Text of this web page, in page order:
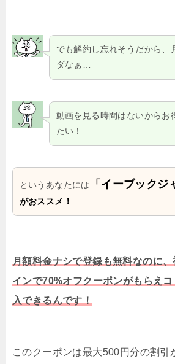
でも解約し忘れそうだから、
ダなぁ…
動画を見る時間はないからお
たい！
というあなたには 「イーブックジ
がおススメ！
月額料金ナシで登録も無料なのに
インで70%オフクーポンがもらえ
入できるんです！
このクーポンは最大500円分の割引